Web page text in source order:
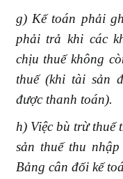
g) Kế toán phải
phải trả khi các
chịu thuế không
thuế (khi tài sản
được thanh toán).
h) Việc bù trừ
sản thuế thu
Bảng cân đối kế